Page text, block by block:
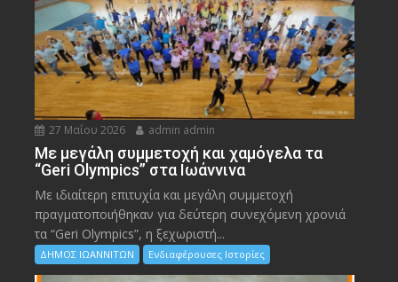
27 Μαΐου 2026 admin admin
Με μεγάλη συμμετοχή και χαμόγελα τα
“Geri Olympics” στα Ιωάννινα
Με ιδιαίτερη επιτυχία και μεγάλη συμμετοχή
πραγματοποιήθηκαν για δεύτερη συνεχόμενη χρονιά
τα “Geri Olympics”, η ξεχωριστή...
ΔΗΜΟΣ ΙΩΑΝΝΙΤΩΝ Ενδιαφέρουσες Ιστορίες